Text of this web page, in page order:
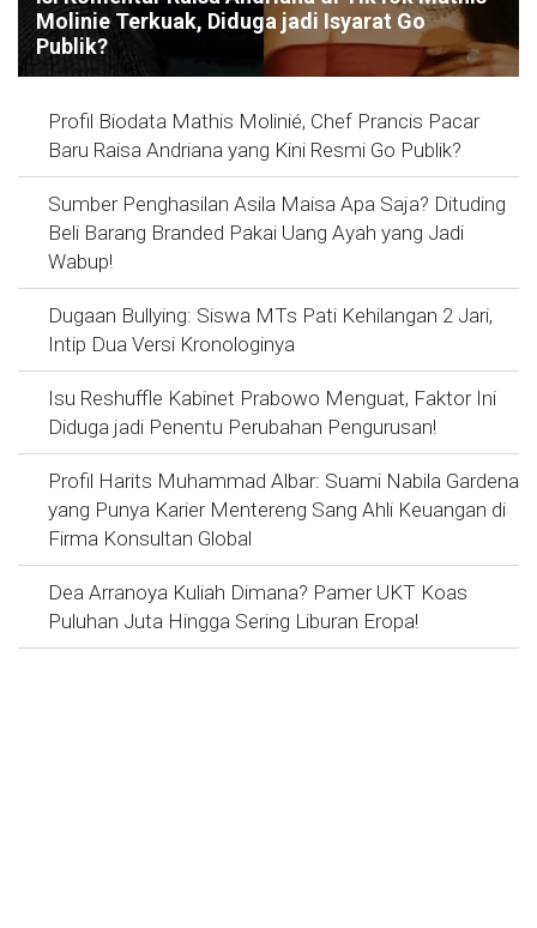
Molinie Terkuak, Diduga jadi Isyarat Go
Publik?
Profil Biodata Mathis Molinié, Chef Prancis Pacar
Baru Raisa Andriana yang Kini Resmi Go Publik?
Sumber Penghasilan Asila Maisa Apa Saja? Dituding
Beli Barang Branded Pakai Uang Ayah yang Jadi
Wabup!
Dugaan Bullying: Siswa MTs Pati Kehilangan 2 Jari,
Intip Dua Versi Kronologinya
Isu Reshuffle Kabinet Prabowo Menguat, Faktor Ini
Diduga jadi Penentu Perubahan Pengurusan!
Profil Harits Muhammad Albar: Suami Nabila Gardena
yang Punya Karier Mentereng Sang Ahli Keuangan di
Firma Konsultan Global
Dea Arranoya Kuliah Dimana? Pamer UKT Koas
Puluhan Juta Hingga Sering Liburan Eropa!